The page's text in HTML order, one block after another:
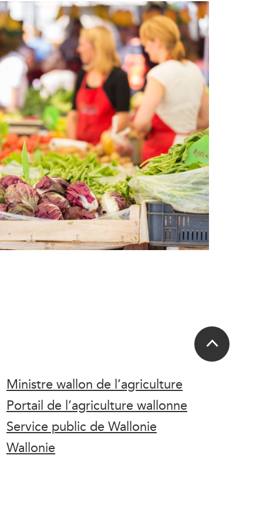
Ministre wallon de l’agriculture
Portail de l’agriculture wallonne
Service public de Wallonie
Wallonie